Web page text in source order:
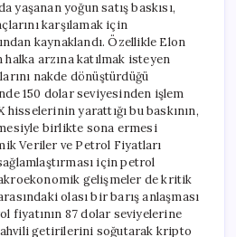
yaşanan yoğun satış baskısı,
karşılamak için
kaynaklandı. Özellikle Elon
halka arzına katılmak isteyen
nakde dönüştürdüğü
150 dolar seviyesinden işlem
hisselerinin yarattığı bu baskının,
birlikte sona ermesi
Veriler ve Petrol Fiyatları
için petrol
gelişmeler de kritik
olası bir barış anlaşması
fiyatının 87 dolar seviyelerine
getirilerini soğutarak kripto